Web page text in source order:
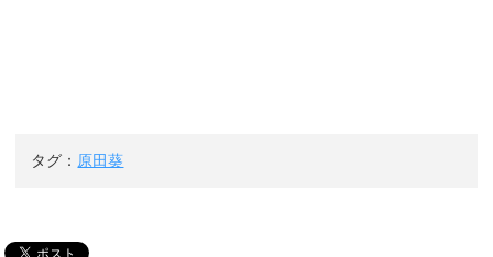
タグ： 原田葵